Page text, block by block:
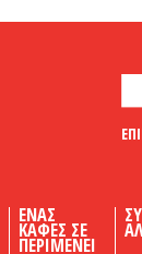
ΕΝΑΣ
ΚΑΦΕΣ ΣΕ
ΠΕΡΙΜΕΝΕΙ